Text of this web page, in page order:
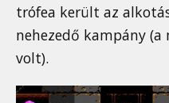
trófea került az
nehezedő kampány
volt).